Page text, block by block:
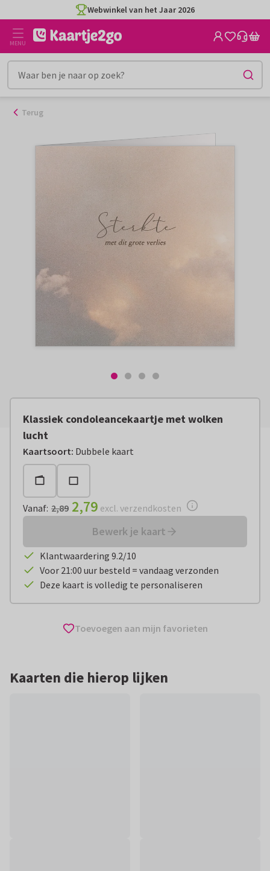
naar
inhoud
Webwinkel van het Jaar 2026
MENU
Terug
Klassiek condoleancekaartje met wolken
lucht
Kaartsoort: Dubbele kaart
Vanaf:€ 2,79 excl. verzendkosten
Vanaf: 2,89 2,79 excl. verzendkosten
Bewerk je kaart
Klantwaardering 9.2/10
Voor 21:00 uur besteld = vandaag verzonden
Deze kaart is volledig te personaliseren
Toevoegen aan mijn favorieten
Kaarten die hierop lijken